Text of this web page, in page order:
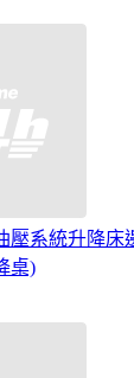
壓系統升降床
桌)